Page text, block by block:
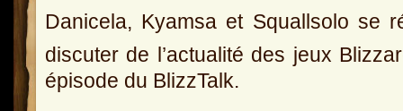
Danicela, Kyamsa et Squallsolo se
discuter de l’actualité des jeux
épisode du BlizzTalk.